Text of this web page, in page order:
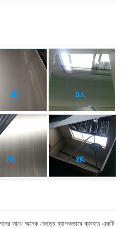
সাথে অনেক ক্ষেত্রে ব্যাপকভাবে ব্যবহৃত একটি